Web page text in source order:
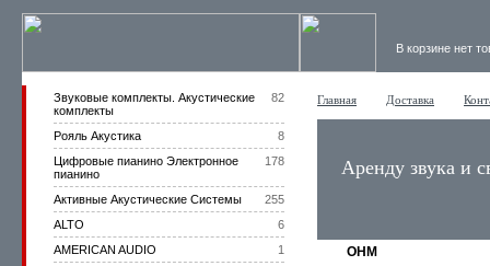
В корзине нет
82
Звуковые комплекты. Акустические
комплекты
8
Рояль Акустика
178
Цифровые пианино Электронное
пианино
255
Активные Акустические Системы
6
ALTO
1
AMERICAN AUDIO
Главная Доставка
Аренду звука и
OHM